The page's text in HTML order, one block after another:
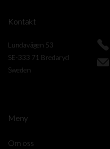
Kontakt
Lundavägen 53
SE-333 71 Bredaryd
Sweden
Meny
Om oss